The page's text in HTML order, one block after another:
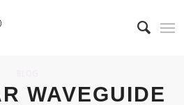
WAVEGUIDE